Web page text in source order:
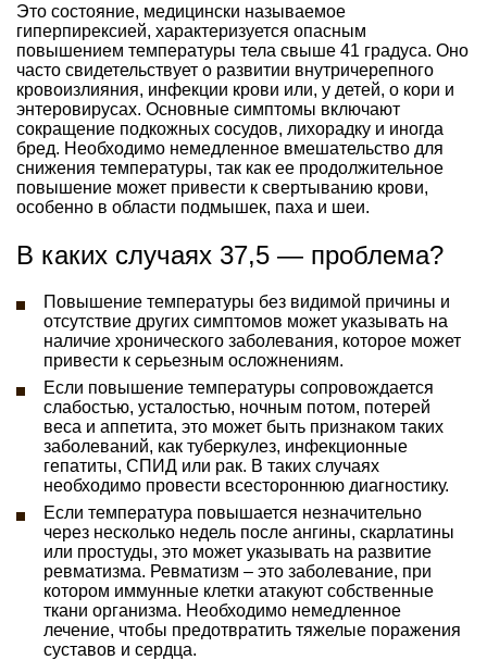
Это состояние, медицински называемое
гиперпирексией, характеризуется опасным
повышением температуры тела свыше 41 градуса. Оно
часто свидетельствует о развитии внутричерепного
кровоизлияния, инфекции крови или, у детей, о кори и
энтеровирусах. Основные симптомы включают
сокращение подкожных сосудов, лихорадку и иногда
бред. Необходимо немедленное вмешательство для
снижения температуры, так как ее продолжительное
повышение может привести к свертыванию крови,
особенно в области подмышек, паха и шеи.
В каких случаях 37,5 — проблема?
Повышение температуры без видимой причины и
отсутствие других симптомов может указывать на
наличие хронического заболевания, которое может
привести к серьезным осложнениям.
Если повышение температуры сопровождается
слабостью, усталостью, ночным потом, потерей
веса и аппетита, это может быть признаком таких
заболеваний, как туберкулез, инфекционные
гепатиты, СПИД или рак. В таких случаях
необходимо провести всестороннюю диагностику.
Если температура повышается незначительно
через несколько недель после ангины, скарлатины
или простуды, это может указывать на развитие
ревматизма. Ревматизм – это заболевание, при
котором иммунные клетки атакуют собственные
ткани организма. Необходимо немедленное
лечение, чтобы предотвратить тяжелые поражения
суставов и сердца.